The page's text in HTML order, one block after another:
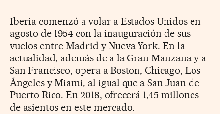
Iberia comenzó a volar a Estados Unidos en
agosto de 1954 con la inauguración de sus
vuelos entre Madrid y Nueva York. En la
actualidad, además de a la Gran Manzana y a
San Francisco, opera a Boston, Chicago, Los
Ángeles y Miami, al igual que a San Juan de
Puerto Rico. En 2018, ofrecerá 1,45 millones
de asientos en este mercado.